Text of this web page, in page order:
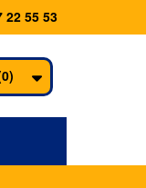
22 55 53